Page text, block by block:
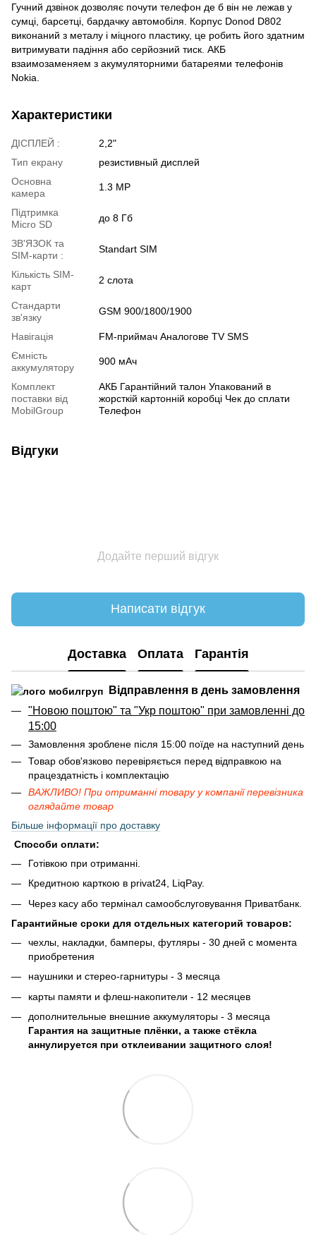
Гучний дзвінок дозволяє почути телефон де б він не лежав у
сумці, барсетці, бардачку автомобіля. Корпус Donod D802
виконаний з металу і міцного пластику, це робить його здатним
витримувати падіння або серйозний тиск. АКБ
взаимозаменяем з акумуляторними батареями телефонів
Nokia.
Характеристики
ДІСПЛЕЙ :
2,2"
Тип екрану
резистивный дисплей
Основна
камера
1.3 MP
Підтримка
Micro SD
до 8 Гб
ЗВ'ЯЗОК та
SIM-карти :
Standart SIM
Кількість SIM-
карт
2 слота
Стандарти
зв'язку
GSM 900/1800/1900
Навігація
FM-приймач Аналогове TV SMS
Ємність
аккумулятору
900 мАч
Комплект
поставки від
MobilGroup
АКБ Гарантійний талон Упакований в
жорсткій картонній коробці Чек до сплати
Телефон
Відгуки
Додайте перший відгук
Написати відгук
Доставка Оплата Гарантія
Відправлення в день замовлення
"Новою поштою" та "Укр поштою" при замовленні до
15:00
Замовлення зроблене після 15:00 поїде на наступний день
Товар обов'язково перевіряється перед відправкою на
працездатність і комплектацію
ВАЖЛИВО! При отриманні товару у компанії перевізника
оглядайте товар
Більше інформації про доставку
Способи оплати:
Готівкою при отриманні.
Кредитною карткою в privat24, LiqPay.
Через касу або термінал самообслуговування Приватбанк.
Гарантийные сроки для отдельных категорий товаров:
чехлы, накладки, бамперы, футляры - 30 дней с момента
приобретения
наушники и стерео-гарнитуры - 3 месяца
карты памяти и флеш-накопители - 12 месяцев
дополнительные внешние аккумуляторы - 3 месяца
Гарантия на защитные плёнки, а также стёкла
аннулируется при отклеивании защитного слоя!